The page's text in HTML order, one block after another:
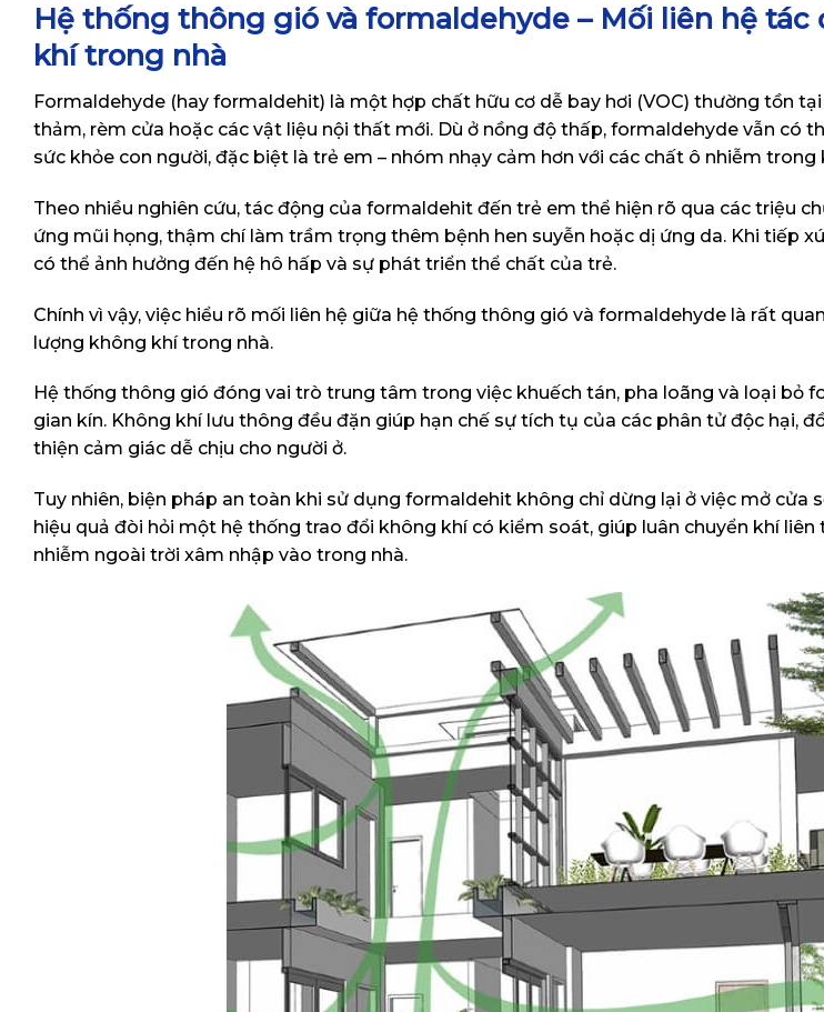
Hệ thống thông gió và formaldehyde – Mối liên hệ tác
khí trong nhà
Formaldehyde (hay formaldehit) là một hợp chất hữu cơ dễ bay hơi (VOC) thường tồn
thảm, rèm cửa hoặc các vật liệu nội thất mới. Dù ở nồng độ thấp, formaldehyde vẫn có
sức khỏe con người, đặc biệt là trẻ em – nhóm nhạy cảm hơn với các chất ô nhiễm trong
Theo nhiều nghiên cứu, tác động của formaldehit đến trẻ em thể hiện rõ qua các triệu
ứng mũi họng, thậm chí làm trầm trọng thêm bệnh hen suyễn hoặc dị ứng da. Khi tiếp
có thể ảnh hưởng đến hệ hô hấp và sự phát triển thể chất của trẻ.
Chính vì vậy, việc hiểu rõ mối liên hệ giữa hệ thống thông gió và formaldehyde là rất
lượng không khí trong nhà.
Hệ thống thông gió đóng vai trò trung tâm trong việc khuếch tán, pha loãng và loại bỏ
gian kín. Không khí lưu thông đều đặn giúp hạn chế sự tích tụ của các phân tử độc hại,
thiện cảm giác dễ chịu cho người ở.
Tuy nhiên, biện pháp an toàn khi sử dụng formaldehit không chỉ dừng lại ở việc mở cửa
hiệu quả đòi hỏi một hệ thống trao đổi không khí có kiểm soát, giúp luân chuyển khí
nhiễm ngoài trời xâm nhập vào trong nhà.